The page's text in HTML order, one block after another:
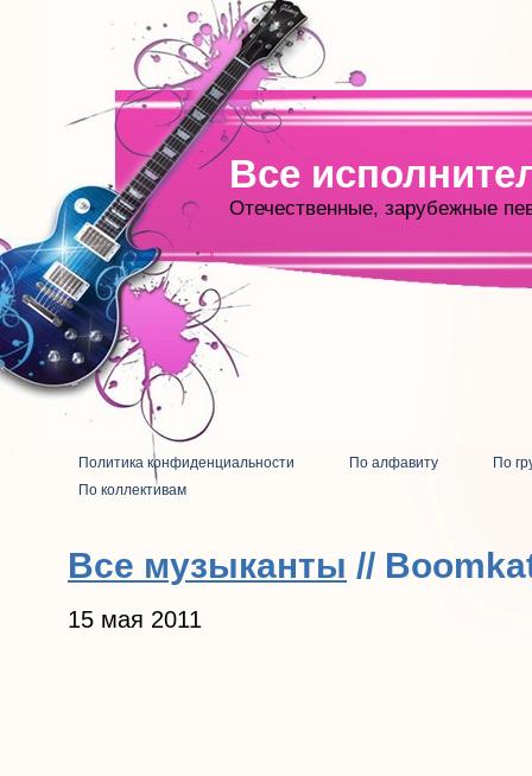
Все
Отечественные, зарубежные
Политика конфиденциальности По алфавиту
По
По коллективам
Все музыканты //
15 мая 2011